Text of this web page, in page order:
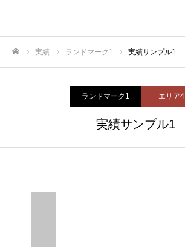
実績 ランドマーク1 実績サンプル1
ランドマーク1 エリア4
実績サンプル1